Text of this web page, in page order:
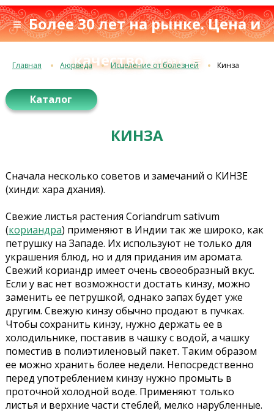
≡ Более 30 лет на рынке. Цена и
качество с 1993 г.≡
Главная Аюрведа Исцеление от болезней Кинза
Каталог
КИНЗА
Сначала несколько советов и замечаний о КИНЗЕ
(хинди: хара дхания).
Свежие листья растения Coriandrum sativum
(кориандра) применяют в Индии так же широко, как
петрушку на Западе. Их используют не только для
украшения блюд, но и для придания им аромата.
Свежий кориандр имеет очень своеобразный вкус.
Если у вас нет возможности достать кинзу, можно
заменить ее петрушкой, однако запах будет уже
другим. Свежую кинзу обычно продают в пучках.
Чтобы сохранить кинзу, нужно держать ее в
холодильнике, поставив в чашку с водой, а чашку
поместив в полиэтиленовый пакет. Таким образом
ее можно хранить более недели. Непосредственно
перед употреблением кинзу нужно промыть в
проточной холодной воде. Применяют только
листья и верхние части стеблей, мелко нарубленные.